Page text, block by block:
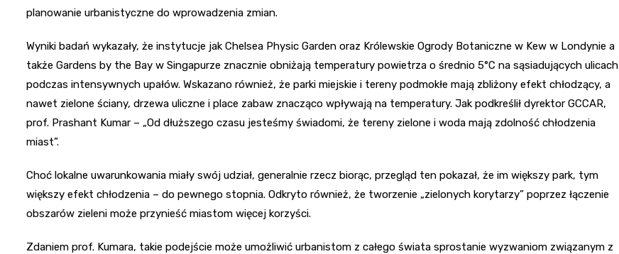
planowanie urbanistyczne do wprowadzenia zmian.
Wyniki badań wykazały, że instytucje jak Chelsea Physic Garden oraz Królewskie Ogrody Botaniczne w Kew w Londynie a
także Gardens by the Bay w Singapurze znacznie obniżają temperatury powietrza o średnio 5°C na sąsiadujących ulicach
podczas intensywnych upałów. Wskazano również, że parki miejskie i tereny podmokłe mają zbliżony efekt chłodzący, a
nawet zielone ściany, drzewa uliczne i place zabaw znacząco wpływają na temperatury. Jak podkreślił dyrektor GCCAR,
prof. Prashant Kumar – „Od dłuższego czasu jesteśmy świadomi, że tereny zielone i woda mają zdolność chłodzenia
miast”.
Choć lokalne uwarunkowania miały swój udział, generalnie rzecz biorąc, przegląd ten pokazał, że im większy park, tym
większy efekt chłodzenia – do pewnego stopnia. Odkryto również, że tworzenie „zielonych korytarzy” poprzez łączenie
obszarów zieleni może przynieść miastom więcej korzyści.
Zdaniem prof. Kumara, takie podejście może umożliwić urbanistom z całego świata sprostanie wyzwaniom związanym z